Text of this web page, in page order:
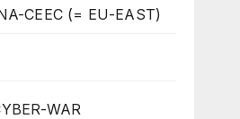
CEEC (= EU-EAST)
WAR